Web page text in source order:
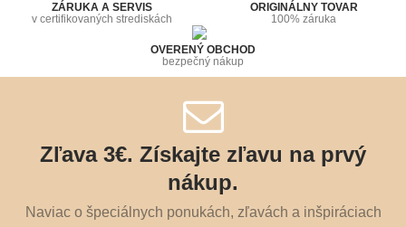
ZÁRUKA A SERVIS
v certifikovaných strediskách
ORIGINÁLNY TOVAR
100% záruka
OVERENÝ OBCHOD
bezpečný nákup
Zľava 3€. Získajte zľavu na prvý
nákup.
Naviac o špeciálnych ponukách, zľavách a inšpiráciach